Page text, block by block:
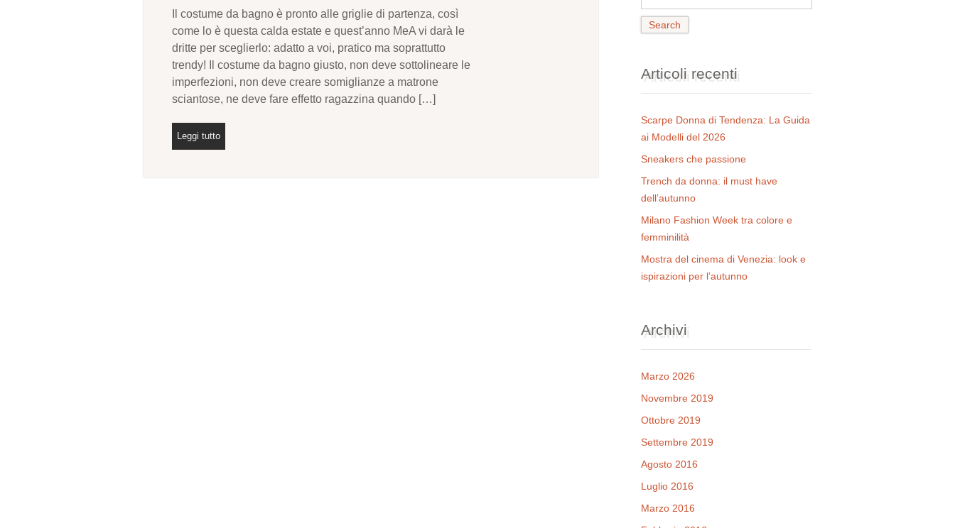
Il costume da bagno è pronto alle griglie di partenza, così
come lo è questa calda estate e quest’anno MeA vi darà le
dritte per sceglierlo: adatto a voi, pratico ma soprattutto
trendy! Il costume da bagno giusto, non deve sottolineare le
imperfezioni, non deve creare somiglianze a matrone
sciantose, ne deve fare effetto ragazzina quando […]
Leggi tutto
Articoli recenti
Scarpe Donna di Tendenza: La Guida
ai Modelli del 2026
Sneakers che passione
Trench da donna: il must have
dell’autunno
Milano Fashion Week tra colore e
femminilità
Mostra del cinema di Venezia: look e
ispirazioni per l’autunno
Archivi
Marzo 2026
Novembre 2019
Ottobre 2019
Settembre 2019
Agosto 2016
Luglio 2016
Marzo 2016